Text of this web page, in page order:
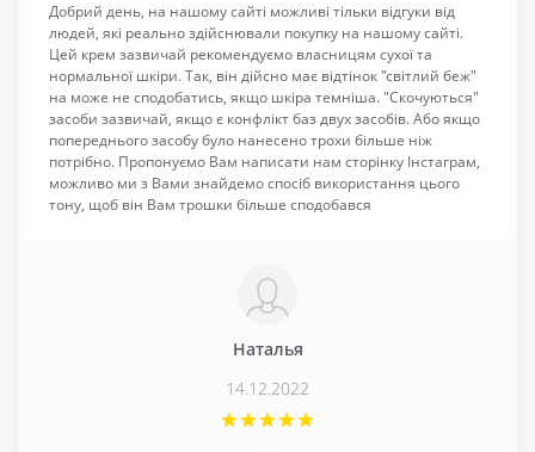
Добрий день, на нашому сайті можливі тільки відгуки від
людей, які реально здійснювали покупку на нашому сайті.
Цей крем зазвичай рекомендуємо власницям сухої та
нормальної шкіри. Так, він дійсно має відтінок "світлий беж"
на може не сподобатись, якщо шкіра темніша. "Скочуються"
засоби зазвичай, якщо є конфлікт баз двух засобів. Або якщо
попереднього засобу було нанесено трохи більше ніж
потрібно. Пропонуємо Вам написати нам сторінку Інстаграм,
можливо ми з Вами знайдемо спосіб використання цього
тону, щоб він Вам трошки більше сподобався
Наталья
14.12.2022